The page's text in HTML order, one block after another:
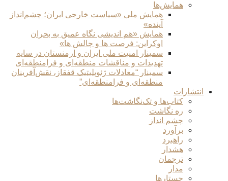
همایش‌ها
همایش ملی «سیاست خارجی ایران؛ چشم‌انداز
آینده»
همایش «هم اندیشی نگاه عمیق به بحران
اوکراین: فرصت ها و چالش ها»
سمینار امنیت ملی ایران و ارمنستان در سایه
تهدیدات و مناقشات منطقه‌ای و فرامنطقه‌ای
سمینار “معادلات ژئوپلیتیک قفقاز، نقش‌آفرینان
منطقه‌ای و فرامنطقه‌ای”
انتشارات
کتاب‌ها و تک‌نگاشت‌ها
ره نگاشت
چشم انداز
برآورد
راهبرد
هشدار
ترجمان
مدار
جستارها